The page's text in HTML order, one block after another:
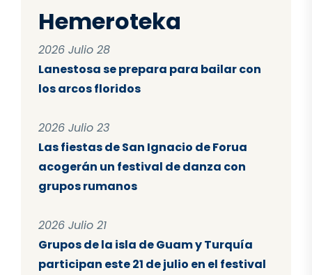
Hemeroteka
2026 Julio 28
Lanestosa se prepara para bailar con
los arcos floridos
2026 Julio 23
Las fiestas de San Ignacio de Forua
acogerán un festival de danza con
grupos rumanos
2026 Julio 21
Grupos de la isla de Guam y Turquía
participan este 21 de julio en el festival